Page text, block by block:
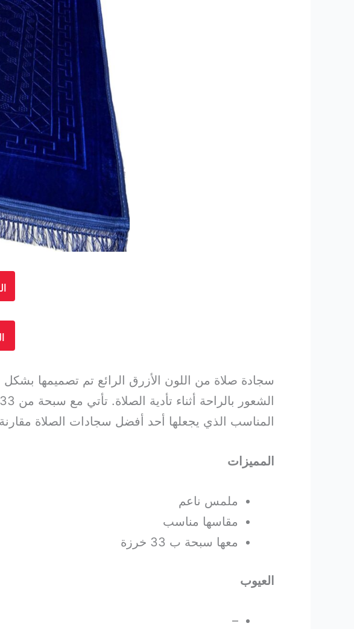
سجادة صلاة من اللون الأزرق الرائع تم تصميمها
المناسب الذي يجعلها أحد أفضل سجادات الصلاة
المميزات
ملمس ناعم
مقاسها مناسب
معها سبحة ب 33 خرزة
العيوب
–